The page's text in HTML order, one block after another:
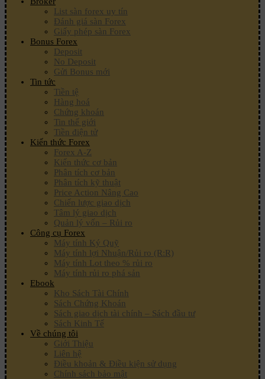
List sàn forex uy tín
Đánh giá sàn Forex
Giấy phép sàn Forex
Bonus Forex
Deposit
No Deposit
Gửi Bonus mới
Tin tức
Tiền tệ
Hàng hoá
Chứng khoán
Tin thế giới
Tiền điện tử
Kiến thức Forex
Forex A-Z
Kiến thức cơ bản
Phân tích cơ bản
Phân tích kỹ thuật
Price Action Nâng Cao
Chiến lược giao dịch
Tâm lý giao dịch
Quản lý vốn – Rủi ro
Công cụ Forex
Máy tính Ký Quỹ
Máy tính lợi Nhuận/Rủi ro (R:R)
Máy tính Lot theo % rủi ro
Máy tính rủi ro phá sản
Ebook
Kho Sách Tài Chính
Sách Chứng Khoán
Sách giao dịch tài chính – Sách đầu tư
Sách Kinh Tế
Về chúng tôi
Giới Thiệu
Liên hệ
Điều khoản & Điều kiện sử dụng
Chính sách bảo mật